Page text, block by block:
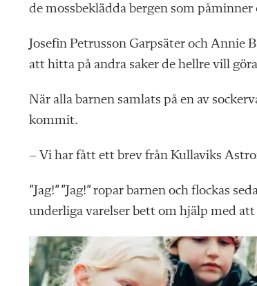
de mossbeklädda bergen som
Josefin Petrusson Garpsäter och Annie
att hitta på andra saker de hellre vill
När alla barnen samlats på en av
kommit.
– Vi har fått ett brev från Kullaviks
”Jag!” ”Jag!” ropar barnen och flockas
underliga varelser bett om hjälp med